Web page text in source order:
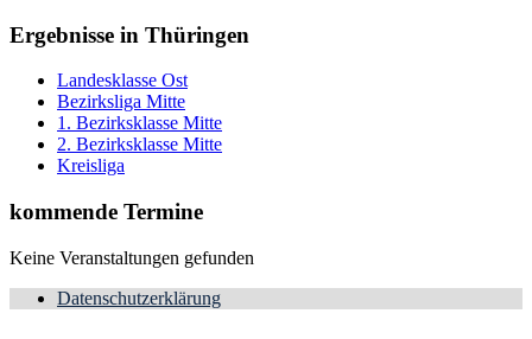
Ergebnisse in Thüringen
Landesklasse Ost
Bezirksliga Mitte
1. Bezirksklasse Mitte
2. Bezirksklasse Mitte
Kreisliga
kommende Termine
Keine Veranstaltungen gefunden
Datenschutzerklärung